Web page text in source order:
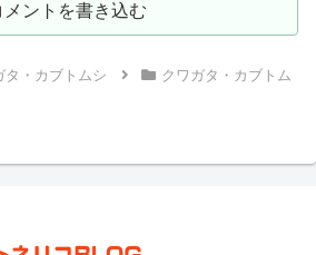
メントを書き込む
タ・カブトムシ
クワガタ・カブトム